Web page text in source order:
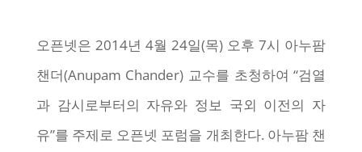
오픈넷은 2014년 4월 24일(목) 오후 7시 아누팜
챈더(Anupam Chander) 교수를 초청하여 “검열
과 감시로부터의 자유와 정보 국외 이전의 자
유”를 주제로 오픈넷 포럼을 개최한다. 아누팜 챈